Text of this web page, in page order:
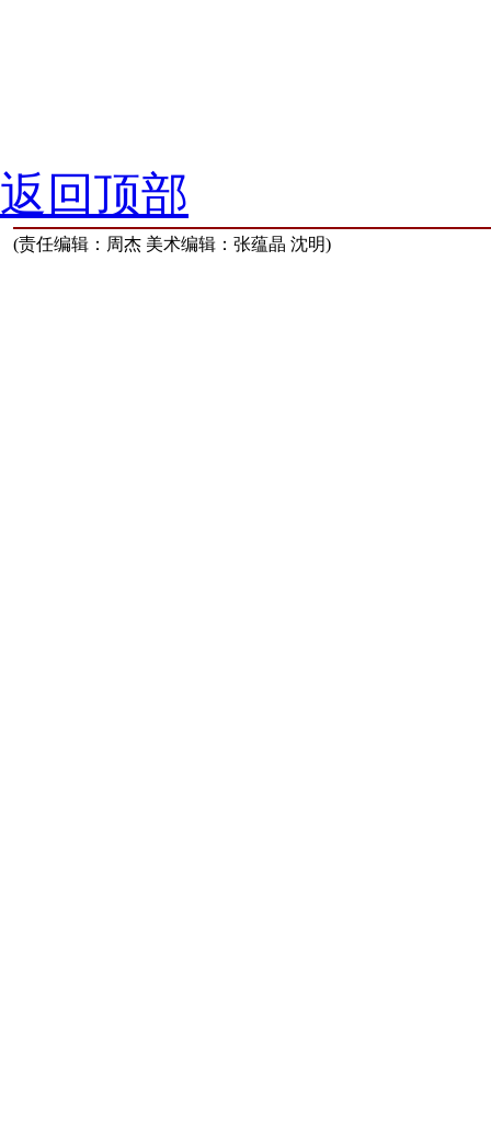
返回顶部
(责任编辑：周杰 美术编辑：张蕴晶 沈明)